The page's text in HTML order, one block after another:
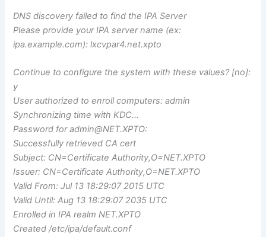
DNS discovery failed to find the IPA Server
​Please provide your IPA server name (ex:
ipa.example.com): lxcvpar4.net.xpto
Continue to configure the system with these values? [no]:
y
User authorized to enroll computers: admin
Synchronizing time with KDC…
Password foradmin@NET.XPTO:
Successfully retrieved CA cert
Subject: CN=Certificate Authority,O=NET.XPTO
Issuer: CN=Certificate Authority,O=NET.XPTO
Valid From: Jul 13 18:29:07 2015 UTC
Valid Until: Aug 13 18:29:07 2035 UTC
Enrolled in IPA realm NET.XPTO
Created /etc/ipa/default.conf